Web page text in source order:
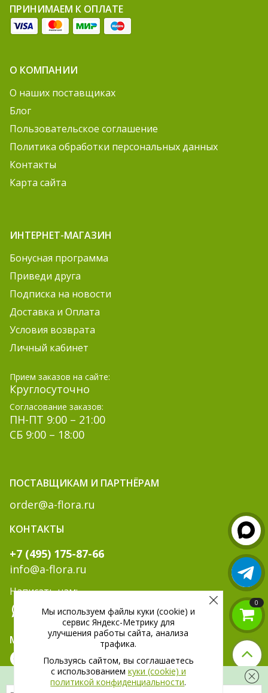
Скидка 300 рублей на первый заказ
ПРИНИМАЕМ К ОПЛАТЕ
О КОМПАНИИ
О наших поставщиках
Блог
Пользовательское соглашение
Политика обработки персональных данных
Контакты
Карта сайта
ИНТЕРНЕТ-МАГАЗИН
Бонусная программа
Приведи друга
Подписка на новости
Доставка и Оплата
Условия возврата
Личный кабинет
Прием заказов на сайте:
Круглосуточно
Согласование заказов:
ПН-ПТ 9:00 – 21:00
СБ 9:00 – 18:00
ПОСТАВЩИКАМ И ПАРТНЁРАМ
order@a-flora.ru
КОНТАКТЫ
+7 (495) 175-87-66
info@a-flora.ru
Написать нам:
МЫ В СОЦ. СЕТЯХ:
0
Мы используем файлы куки (cookie) и
сервис Яндекс-Метрику для
улучшения работы сайта, анализа
трафика.
Пользуясь сайтом, вы соглашаетесь
c использованием куки (cookie) и
политикой конфиденциальности.